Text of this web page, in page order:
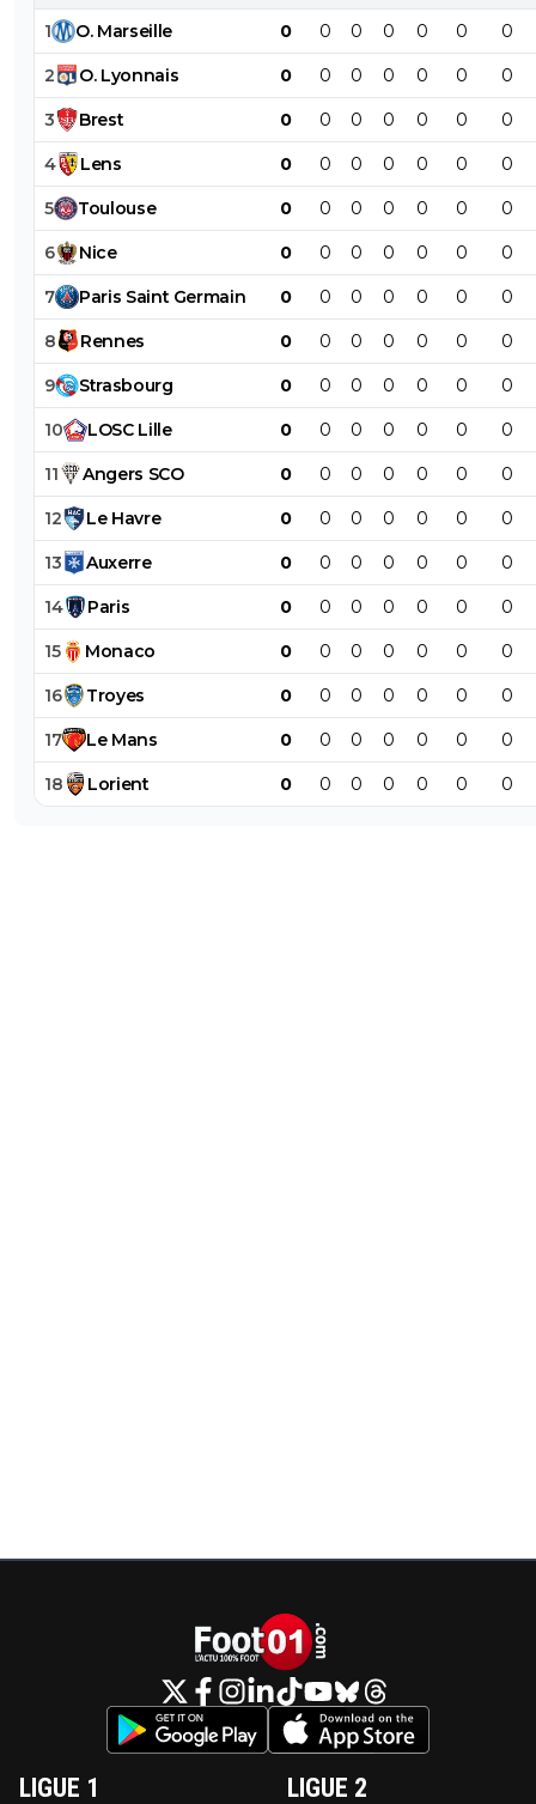
1 O. Marseille 0 0 0 0 0 0 0
2 O. Lyonnais 0 0 0 0 0 0 0
3 Brest 0 0 0 0 0 0 0
4 Lens 0 0 0 0 0 0 0
5 Toulouse 0 0 0 0 0 0 0
6 Nice 0 0 0 0 0 0 0
7 Paris Saint Germain 0 0 0 0 0 0 0
8 Rennes 0 0 0 0 0 0 0
9 Strasbourg 0 0 0 0 0 0 0
10 LOSC Lille 0 0 0 0 0 0 0
11 Angers SCO 0 0 0 0 0 0 0
12 Le Havre 0 0 0 0 0 0 0
13 Auxerre 0 0 0 0 0 0 0
14 Paris 0 0 0 0 0 0 0
15 Monaco 0 0 0 0 0 0 0
16 Troyes 0 0 0 0 0 0 0
17 Le Mans 0 0 0 0 0 0 0
18 Lorient 0 0 0 0 0 0 0
LIGUE 1 LIGUE 2